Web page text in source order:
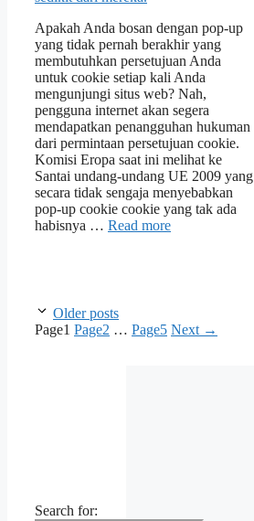
Apakah Anda bosan dengan pop-up
yang tidak pernah berakhir yang
membutuhkan persetujuan Anda
untuk cookie setiap kali Anda
mengunjungi situs web? Nah,
pengguna internet akan segera
mendapatkan penangguhan hukuman
dari permintaan persetujuan cookie.
Komisi Eropa saat ini melihat ke
Santai undang-undang UE 2009 yang
secara tidak sengaja menyebabkan
pop-up cookie cookie yang tak ada
habisnya … Read more
Older posts
Page1 Page2 … Page5 Next →
Search for: